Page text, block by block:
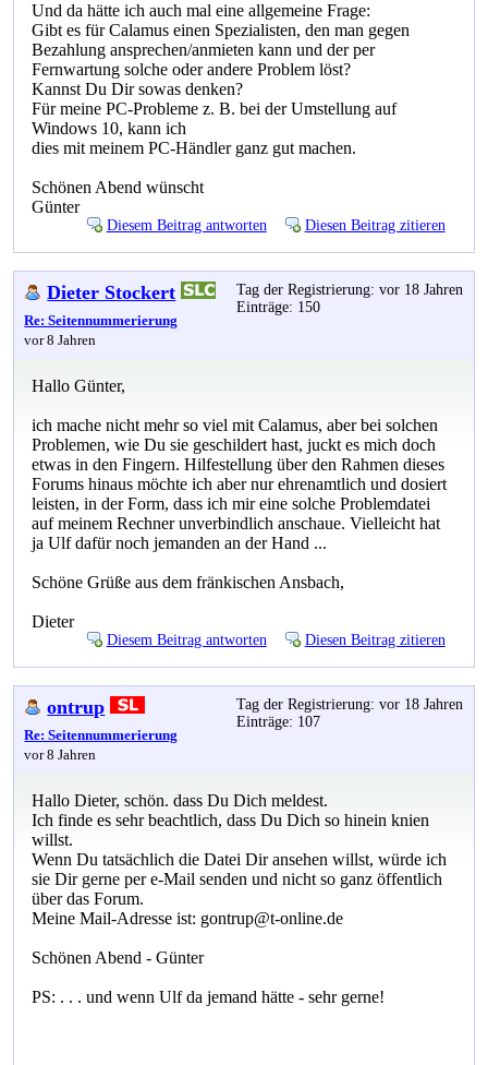
Und da hätte ich auch mal eine allgemeine Frage:
Gibt es für Calamus einen Spezialisten, den man gegen
Bezahlung ansprechen/anmieten kann und der per
Fernwartung solche oder andere Problem löst?
Kannst Du Dir sowas denken?
Für meine PC-Probleme z. B. bei der Umstellung auf
Windows 10, kann ich
dies mit meinem PC-Händler ganz gut machen.
Schönen Abend wünscht
Günter
Diesem Beitrag antworten Diesen Beitrag zitieren
Dieter Stockert
Re: Seitennummerierung
vor 8 Jahren
Tag der Registrierung: vor 18 Jahren
Einträge: 150
Hallo Günter,
ich mache nicht mehr so viel mit Calamus, aber bei solchen
Problemen, wie Du sie geschildert hast, juckt es mich doch
etwas in den Fingern. Hilfestellung über den Rahmen dieses
Forums hinaus möchte ich aber nur ehrenamtlich und dosiert
leisten, in der Form, dass ich mir eine solche Problemdatei
auf meinem Rechner unverbindlich anschaue. Vielleicht hat
ja Ulf dafür noch jemanden an der Hand ...
Schöne Grüße aus dem fränkischen Ansbach,
Dieter
Diesem Beitrag antworten Diesen Beitrag zitieren
ontrup
Re: Seitennummerierung
vor 8 Jahren
Tag der Registrierung: vor 18 Jahren
Einträge: 107
Hallo Dieter, schön. dass Du Dich meldest.
Ich finde es sehr beachtlich, dass Du Dich so hinein knien
willst.
Wenn Du tatsächlich die Datei Dir ansehen willst, würde ich
sie Dir gerne per e-Mail senden und nicht so ganz öffentlich
über das Forum.
Meine Mail-Adresse ist: gontrup@t-online.de
Schönen Abend - Günter
PS: . . . und wenn Ulf da jemand hätte - sehr gerne!